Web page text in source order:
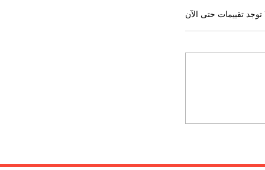
توجد تقييمات حتى الآن